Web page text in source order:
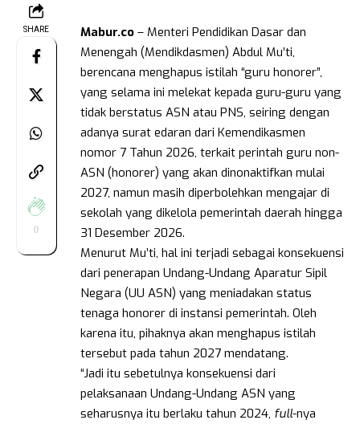
SHARE
0
Mabur.co – Menteri Pendidikan Dasar dan
Menengah (Mendikdasmen) Abdul Mu’ti,
berencana menghapus istilah “guru honorer”,
yang selama ini melekat kepada guru-guru yang
tidak berstatus ASN atau PNS, seiring dengan
adanya surat edaran dari Kemendikasmen
nomor 7 Tahun 2026, terkait perintah guru non-
ASN (honorer) yang akan dinonaktifkan mulai
2027, namun masih diperbolehkan mengajar di
sekolah yang dikelola pemerintah daerah hingga
31 Desember 2026.
Menurut Mu’ti, hal ini terjadi sebagai konsekuensi
dari penerapan Undang-Undang Aparatur Sipil
Negara (UU ASN) yang meniadakan status
tenaga honorer di instansi pemerintah. Oleh
karena itu, pihaknya akan menghapus istilah
tersebut pada tahun 2027 mendatang.
“Jadi itu sebetulnya konsekuensi dari
pelaksanaan Undang-Undang ASN yang
seharusnya itu berlaku tahun 2024, full-nya